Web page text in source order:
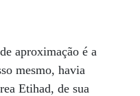
aproximação é a
mesmo, havia
Etihad, de sua